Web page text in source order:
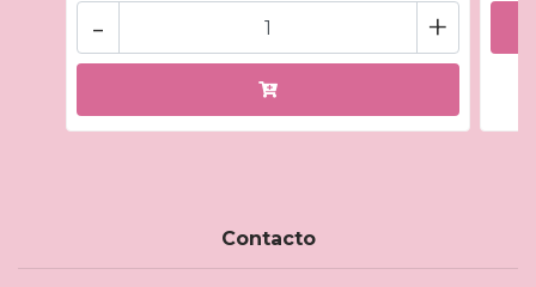
+
-
Contacto